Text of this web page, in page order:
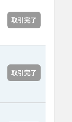
取引完了
取引完了